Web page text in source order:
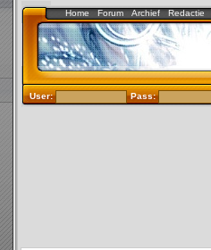
Home Forum Archief Redactie
User: Pass: